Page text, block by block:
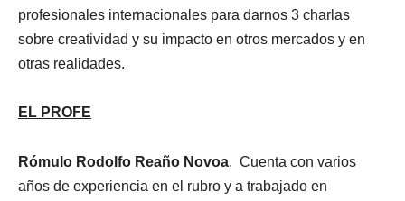
profesionales internacionales para darnos 3 charlas
sobre creatividad y su impacto en otros mercados y en
otras realidades.
EL PROFE
Rómulo Rodolfo Reaño Novoa. Cuenta con varios
años de experiencia en el rubro y a trabajado en